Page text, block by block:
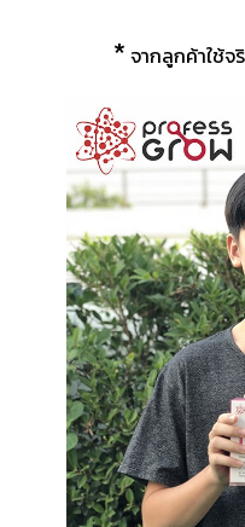
* จากลูกค้าใช้จ